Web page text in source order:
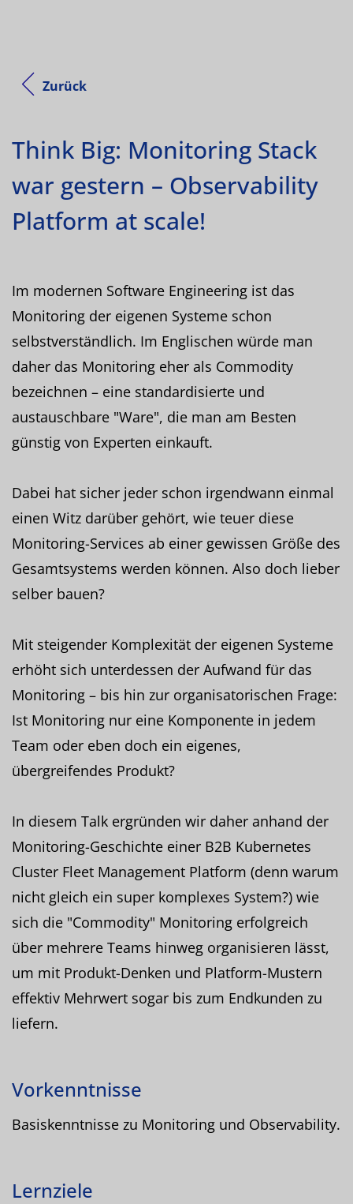
Zurück
Think Big: Monitoring Stack
war gestern – Observability
Platform at scale!
Im modernen Software Engineering ist das
Monitoring der eigenen Systeme schon
selbstverständlich. Im Englischen würde man
daher das Monitoring eher als Commodity
bezeichnen – eine standardisierte und
austauschbare "Ware", die man am Besten
günstig von Experten einkauft.
Dabei hat sicher jeder schon irgendwann einmal
einen Witz darüber gehört, wie teuer diese
Monitoring-Services ab einer gewissen Größe des
Gesamtsystems werden können. Also doch lieber
selber bauen?
Mit steigender Komplexität der eigenen Systeme
erhöht sich unterdessen der Aufwand für das
Monitoring – bis hin zur organisatorischen Frage:
Ist Monitoring nur eine Komponente in jedem
Team oder eben doch ein eigenes,
übergreifendes Produkt?
In diesem Talk ergründen wir daher anhand der
Monitoring-Geschichte einer B2B Kubernetes
Cluster Fleet Management Platform (denn warum
nicht gleich ein super komplexes System?) wie
sich die "Commodity" Monitoring erfolgreich
über mehrere Teams hinweg organisieren lässt,
um mit Produkt-Denken und Platform-Mustern
effektiv Mehrwert sogar bis zum Endkunden zu
liefern.
Vorkenntnisse
Basiskenntnisse zu Monitoring und Observability.
Lernziele